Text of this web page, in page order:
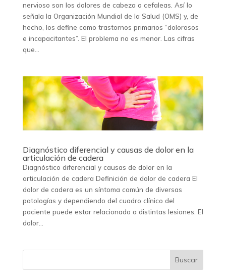
nervioso son los dolores de cabeza o cefaleas. Así lo
señala la Organización Mundial de la Salud (OMS) y, de
hecho, los define como trastornos primarios “dolorosos
e incapacitantes”. El problema no es menor. Las cifras
que...
Diagnóstico diferencial y causas de dolor en la
articulación de cadera
Diagnóstico diferencial y causas de dolor en la
articulación de cadera Definición de dolor de cadera El
dolor de cadera es un síntoma común de diversas
patologías y dependiendo del cuadro clínico del
paciente puede estar relacionado a distintas lesiones. El
dolor...